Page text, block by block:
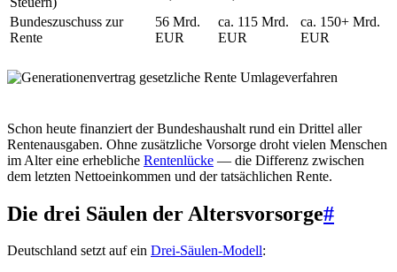
Bundeszuschuss zur
Rente
56 Mrd.
EUR
ca. 115 Mrd.
EUR
ca. 150+ Mrd.
EUR
Schon heute finanziert der Bundeshaushalt rund ein Drittel aller
Rentenausgaben. Ohne zusätzliche Vorsorge droht vielen Menschen
im Alter eine erhebliche Rentenlücke — die Differenz zwischen
dem letzten Nettoeinkommen und der tatsächlichen Rente.
Die drei Säulen der Altersvorsorge#
Deutschland setzt auf ein Drei-Säulen-Modell: